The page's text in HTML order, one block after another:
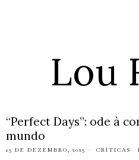
Lou
“Perfect Days”: ode à
mundo
13 DE DEZEMBRO, 2023 CRÍTICAS ·